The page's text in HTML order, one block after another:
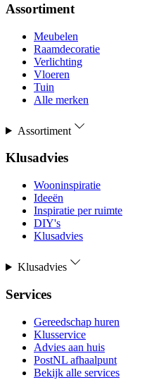
Assortiment
Meubelen
Raamdecoratie
Verlichting
Vloeren
Tuin
Alle merken
Assortiment
Klusadvies
Wooninspiratie
Ideeën
Inspiratie per ruimte
DIY's
Klusadvies
Klusadvies
Services
Gereedschap huren
Klusservice
Advies aan huis
PostNL afhaalpunt
Bekijk alle services